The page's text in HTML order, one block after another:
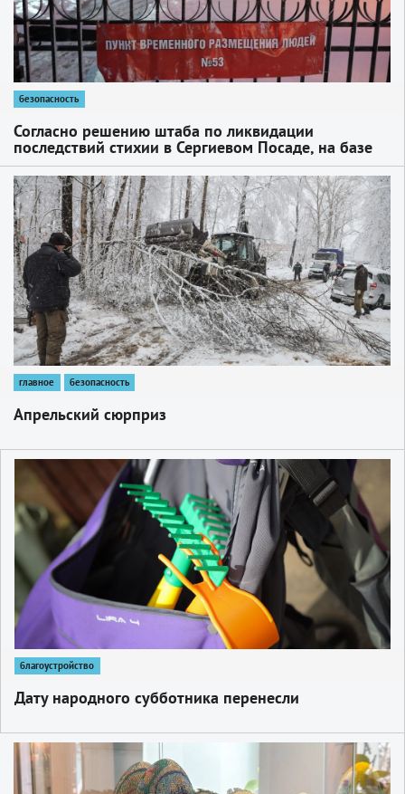
безопасность
Согласно решению штаба по ликвидации
последствий стихии в Сергиевом Посаде, на базе
ОДЦ «Октябрь» на Скобяном посёлке развёрнут
пункт временного размещения для жителей
1
главное безопасность
Апрельский сюрприз
благоустройство
Дату народного субботника перенесли
1